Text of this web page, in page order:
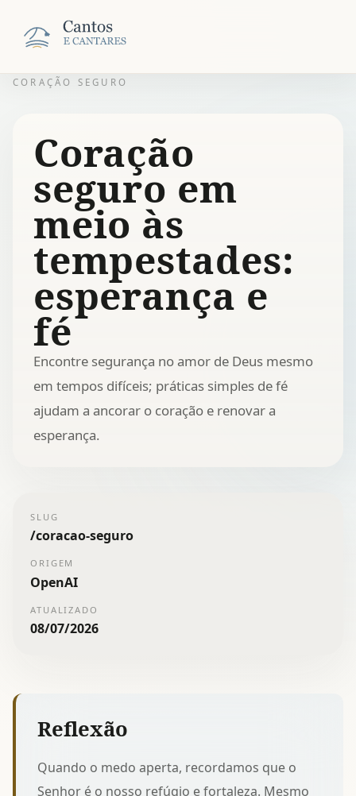
CORAÇÃO SEGURO
Coração
seguro em
meio às
tempestades:
esperança e
fé
Encontre segurança no amor de Deus mesmo
em tempos difíceis; práticas simples de fé
ajudam a ancorar o coração e renovar a
esperança.
SLUG
/coracao-seguro
ORIGEM
OpenAI
ATUALIZADO
08/07/2026
Reflexão
Quando o medo aperta, recordamos que o
Senhor é o nosso refúgio e fortaleza. Mesmo